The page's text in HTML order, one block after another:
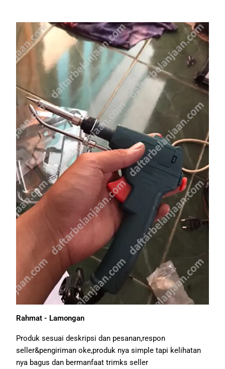
Rahmat - Lamongan
Produk sesuai deskripsi dan pesanan,respon
seller&pengiriman oke,produk nya simple tapi kelihatan
nya bagus dan bermanfaat trimks seller